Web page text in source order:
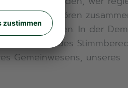
Freiheit gehören
wahrnehmen. In der
jedes
Gemeinwesens, unseres